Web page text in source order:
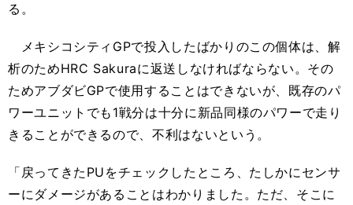
る。
メキシコシティGPで投入したばかりのこの個体は、解
析のためHRC Sakuraに返送しなければならない。その
ためアブダビGPで使用することはできないが、既存のパ
ワーユニットでも1戦分は十分に新品同様のパワーで走り
きることができるので、不利はないという。
「戻ってきたPUをチェックしたところ、たしかにセンサ
ーにダメージがあることはわかりました。ただ、そこに